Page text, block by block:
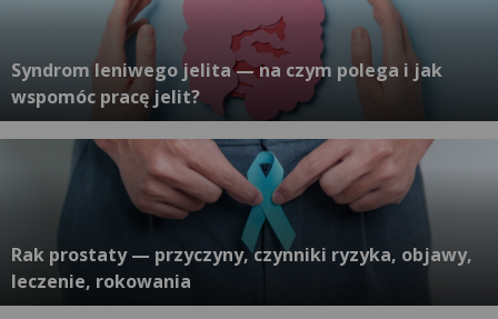
Syndrom leniwego jelita — na czym polega i jak
wspomóc pracę jelit?
Rak prostaty — przyczyny, czynniki ryzyka, objawy,
leczenie, rokowania